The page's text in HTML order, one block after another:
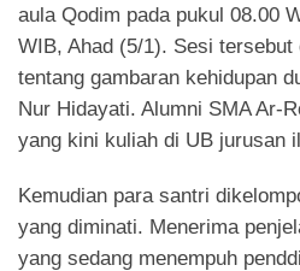
aula Qodim pada pukul 08.00
WIB, Ahad (5/1). Sesi tersebut
tentang gambaran kehidupan
Nur Hidayati. Alumni SMA Ar-
yang kini kuliah di UB jurusan
Kemudian para santri
yang diminati. Menerima
yang sedang menempuh